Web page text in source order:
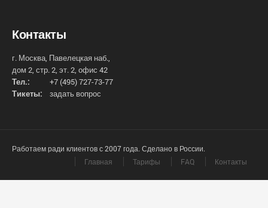
Контакты
г. Москва, Павелецкая наб.,
дом 2, стр. 2, эт. 2, офис 42
Тел.:
+7 (495) 727-73-77
Тикеты:
задать вопрос
Работаем ради клиентов с 2007 года. Сделано в России.
Главная
Тарифы FAQ Контакты